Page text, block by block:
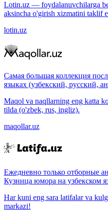
Lotin.uz — foydalanuvchilarga
aksincha o'girish xizmatini taklif
lotin.uz
Самая большая коллекция
языках (узбекский, русский,
Maqol va naqllarning eng katta
tilda (o'zbek, rus, ingliz).
maqollar.uz
Ежедневно только отборные
Кузница юмора на узбекском
Har kuni eng sara latifalar va
markazi!